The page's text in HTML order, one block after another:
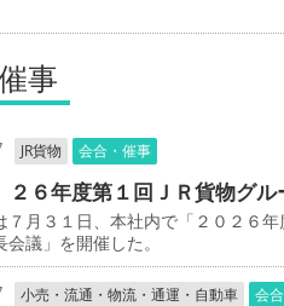
事
JR貨物 会合・催事
６年度第１回ＪＲ貨物グル
月３１日、本社内で「２０２６年
議」を開催した。
小売・流通・物流・通運・自動車 会